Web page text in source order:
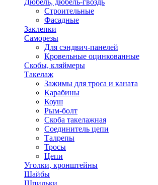
Дюбель, дюбель-гвоздь
Строительные
Фасадные
Заклепки
Саморезы
Для сэндвич-панелей
Кровельные оцинкованные
Скобы, кляймеры
Такелаж
Зажимы для троса и каната
Карабины
Коуш
Рым-болт
Скоба такелажная
Соединитель цепи
Талрепы
Тросы
Цепи
Уголки, кронштейны
Шайбы
Шпильки